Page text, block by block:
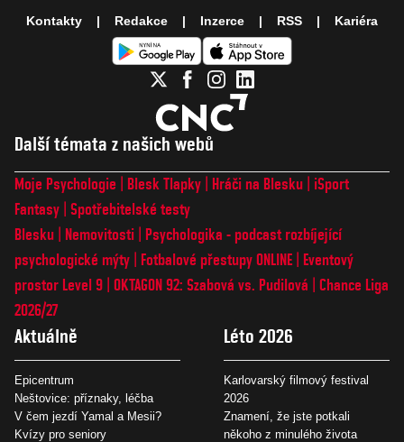
Další témata z našich webů
Moje Psychologie Blesk Tlapky Hráči na Blesku
iSport
Fantasy Spotřebitelské testy
Blesku
Nemovitosti
Psychologika - podcast rozbíjející
psychologické mýty
Fotbalové přestupy ONLINE
Eventový
prostor Level 9 OKTAGON 92: Szabová vs. Pudilová
Chance Liga
2026/27
Aktuálně
Epicentrum
Neštovice: příznaky, léčba
V čem jezdí Yamal a Mesii?
Kvízy pro seniory
Léto 2026
Karlovarský filmový festival
2026
Znamení, že jste potkali
někoho z minulého života
Kontakty Redakce Inzerce RSS Kariéra